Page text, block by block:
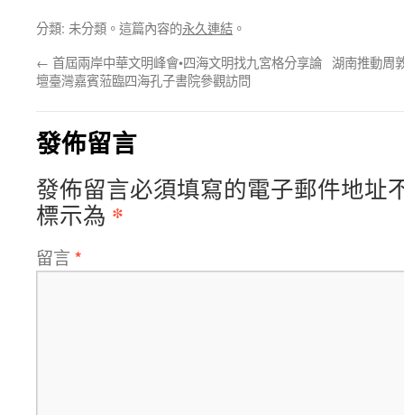
分類: 未分類。這篇內容的永久連結 。
← 首屆兩岸中華文明峰會•四海文明找九宮格分享論
壇臺灣嘉賓蒞臨四海孔子書院參觀訪問
湖南推動周
發佈留言
發佈留言必須填寫的電子郵件地址
標示為 *
留言 *